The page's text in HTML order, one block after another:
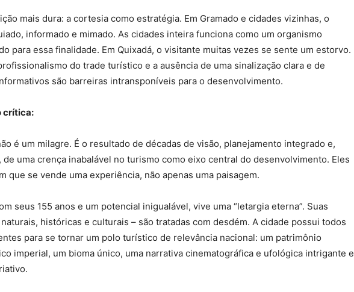
mais dura: a cortesia como estratégia. Em Gramado e cidades vizinhas, o
informado e mimado. As cidades inteira funciona como um organismo
para essa finalidade. Em Quixadá, o visitante muitas vezes se sente um estorvo.
do trade turístico e a ausência de uma sinalização clara e de
são barreiras intransponíveis para o desenvolvimento.
crítica:
é um milagre. É o resultado de décadas de visão, planejamento integrado e,
de uma crença inabalável no turismo como eixo central do desenvolvimento. Eles
que se vende uma experiência, não apenas uma paisagem.
seus 155 anos e um potencial inigualável, vive uma “letargia eterna”. Suas
históricas e culturais – são tratadas com desdém. A cidade possui todos
para se tornar um polo turístico de relevância nacional: um patrimônio
imperial, um bioma único, uma narrativa cinematográfica e ufológica intrigante e